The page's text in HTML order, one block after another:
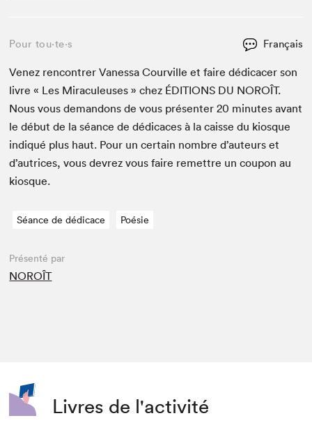
Pour tou⋅te⋅s Français
Venez ren­con­tr­er Vanes­sa Courville et faire dédi­cac­er son
livre « Les Mirac­uleuses » chez ÉDI­TIONS DU NOROÎT.
Nous vous deman­dons de vous présen­ter20 min­utes avant
le début de la séance de dédi­caces à la caisse du kiosque
indiqué plus haut. Pour un cer­tain nom­bre d’auteurs et
d’autrices, vous devrez vous faire remet­tre un coupon au
kiosque.
Séance de dédicace Poésie
Présenté par
NOROÎT
Livres de l'activité